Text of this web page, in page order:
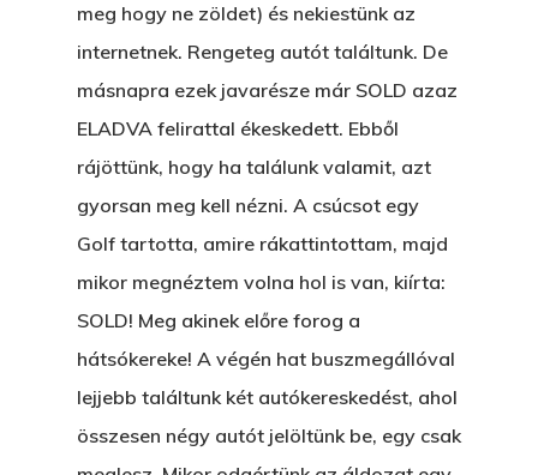
meg hogy ne zöldet) és nekiestünk az
internetnek. Rengeteg autót találtunk. De
másnapra ezek javarésze már SOLD azaz
ELADVA felirattal ékeskedett. Ebből
rájöttünk, hogy ha találunk valamit, azt
gyorsan meg kell nézni. A csúcsot egy
Golf tartotta, amire rákattintottam, majd
mikor megnéztem volna hol is van, kiírta:
SOLD! Meg akinek előre forog a
hátsókereke! A végén hat buszmegállóval
lejjebb találtunk két autókereskedést, ahol
összesen négy autót jelöltünk be, egy csak
Főoldal
Bolt
Könyveim
A Veszett Ügy
A Jóember
A Vér Nem Válik Vízzé
Egy Nyár
Novellák
Novellák
Álomszekrény
EGY LAKTANYÁT,
Rólam
Blog
Bristolt Látni
Feliratkozás
Kapcsolat